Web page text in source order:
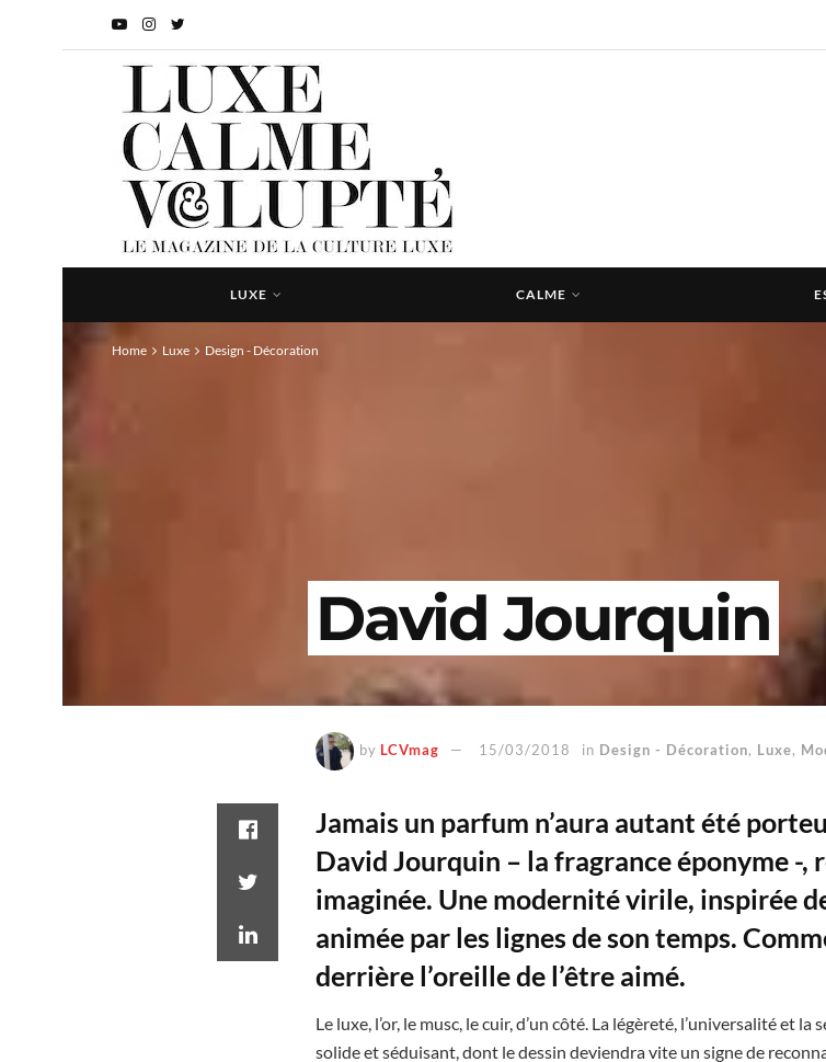
LUXE CALME
Home Luxe Design - Décoration
David Jourquin
by LCVmag 15/03/2018 in Design - Décoration, Luxe,
Jamais un parfum n’aura autant été
David Jourquin – la fragrance éponyme -,
imaginée. Une modernité virile, inspirée
animée par les lignes de son temps.
derrière l’oreille de l’être aimé.
Le luxe, l’or, le musc, le cuir, d’un côté. La légèreté, l’universalité et
solide et séduisant, dont le dessin deviendra vite un signe de